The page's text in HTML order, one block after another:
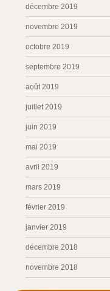
décembre 2019
novembre 2019
octobre 2019
septembre 2019
août 2019
juillet 2019
juin 2019
mai 2019
avril 2019
mars 2019
février 2019
janvier 2019
décembre 2018
novembre 2018